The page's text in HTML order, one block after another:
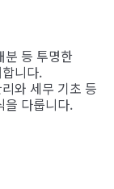
분 등 투명한
니다.
와 세무 기초 등
을 다룹니다.